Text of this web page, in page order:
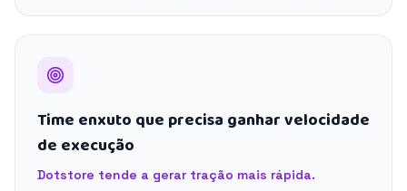
Time enxuto que precisa ganhar velocidade
de execução
Dotstore tende a gerar tração mais rápida.